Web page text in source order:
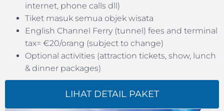
internet, phone calls dll)
Tiket masuk semua objek wisata
English Channel Ferry (tunnel) fees and terminal
tax= €20/orang (subject to change)
Optional activities (attraction tickets, show, lunch
& dinner packages)
LIHAT DETAIL PAKET